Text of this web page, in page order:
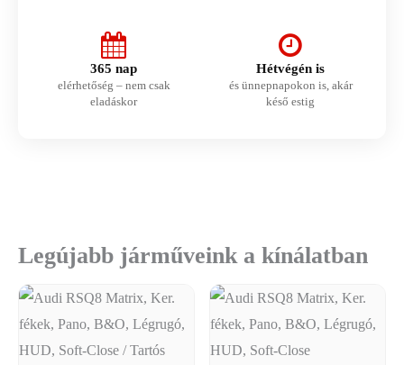
365 nap
elérhetőség – nem csak
eladáskor
Hétvégén is
és ünnepnapokon is, akár
késő estig
Legújabb járműveink a kínálatban